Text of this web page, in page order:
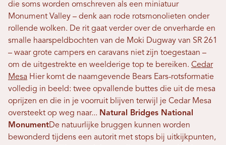
die soms worden omschreven als een miniatuur
Monument Valley – denk aan rode rotsmonolieten onder
rollende wolken. De rit gaat verder over de onverharde en
smalle haarspeldbochten van de Moki Dugway van SR 261
– waar grote campers en caravans niet zijn toegestaan ​​–
om de uitgestrekte en weelderige top te bereiken. Cedar
Mesa Hier komt de naamgevende Bears Ears-rotsformatie
volledig in beeld: twee opvallende buttes die uit de mesa
oprijzen en die in je voorruit blijven terwijl je Cedar Mesa
oversteekt op weg naar... Natural Bridges National
MonumentDe natuurlijke bruggen kunnen worden
bewonderd tijdens een autorit met stops bij uitkijkpunten,